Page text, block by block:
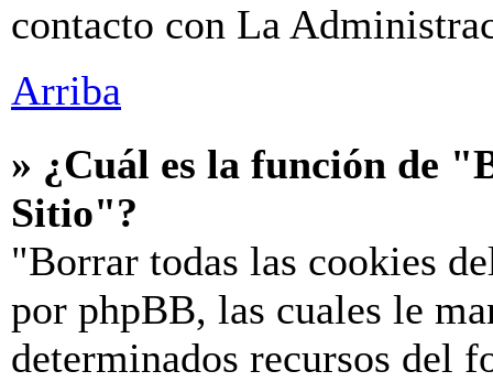
contacto con La
Arriba
» ¿Cuál es la función de
Sitio"?
"Borrar todas las cookies
por phpBB, las cuales le
determinados recursos del